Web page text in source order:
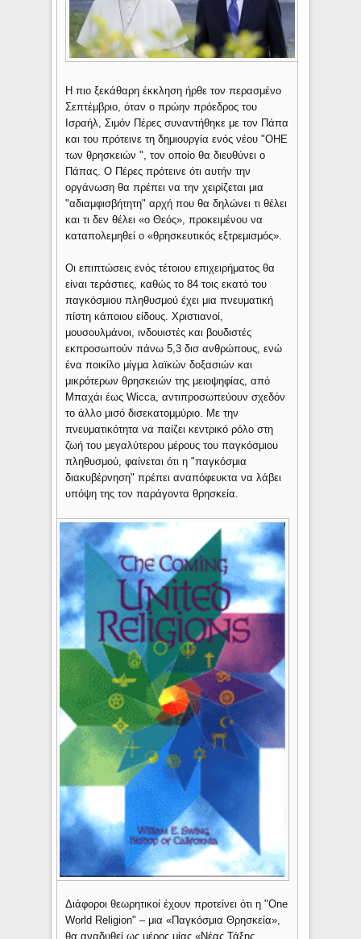
Η πιο ξεκάθαρη έκκληση ήρθε τον περασμένο
Σεπτέμβριο, όταν ο πρώην πρόεδρος του
Ισραήλ, Σιμόν Πέρες συναντήθηκε με τον Πάπα
και του πρότεινε τη δημιουργία ενός νέου "ΟΗΕ
των θρησκειών ", τον οποίο θα διευθύνει ο
Πάπας. Ο Πέρες πρότεινε ότι αυτήν την
οργάνωση θα πρέπει να την χειρίζεται μια
"αδιαμφισβήτητη" αρχή που θα δηλώνει τι θέλει
και τι δεν θέλει «ο Θεός», προκειμένου να
καταπολεμηθεί ο «θρησκευτικός εξτρεμισμός».
Οι επιπτώσεις ενός τέτοιου επιχειρήματος θα
είναι τεράστιες, καθώς το 84 τοις εκατό του
παγκόσμιου πληθυσμού έχει μια πνευματική
πίστη κάποιου είδους. Χριστιανοί,
μουσουλμάνοι, ινδουιστές και βουδιστές
εκπροσωπούν πάνω 5,3 δισ ανθρώπους, ενώ
ένα ποικίλο μίγμα λαϊκών δοξασιών και
μικρότερων θρησκειών της μειοψηφίας, από
Μπαχάι έως Wicca, αντιπροσωπεύουν σχεδόν
το άλλο μισό δισεκατομμύριο. Με την
πνευματικότητα να παίζει κεντρικό ρόλο στη
ζωή του μεγαλύτερου μέρους του παγκόσμιου
πληθυσμού, φαίνεται ότι η "παγκόσμια
διακυβέρνηση" πρέπει αναπόφευκτα να λάβει
υπόψη της τον παράγοντα θρησκεία.
Διάφοροι θεωρητικοί έχουν προτείνει ότι η "One
World Religion" – μια «Παγκόσμια Θρησκεία»,
θα αναδυθεί ως μέρος μίας «Νέας Τάξης